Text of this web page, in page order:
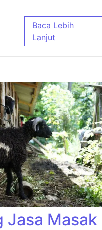
untuk Wilayah
Baca Lebih
Lanjut
Jasa Masak